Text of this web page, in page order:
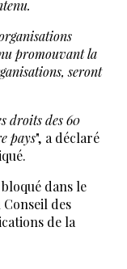
promouvant la
seront
droits des 60
pays", a déclaré
dans le
des
de la